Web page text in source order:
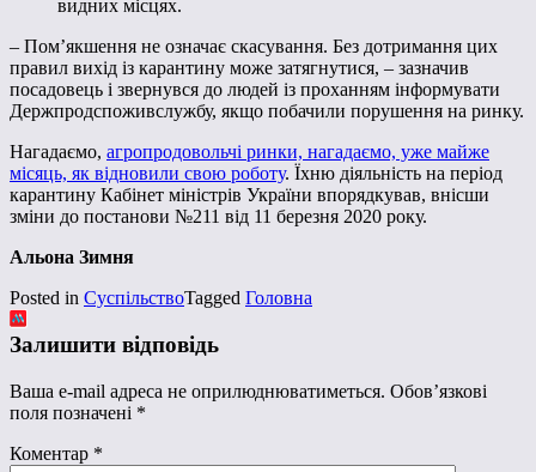
видних місцях.
– Пом’якшення не означає скасування. Без дотримання цих
правил вихід із карантину може затягнутися, – зазначив
посадовець і звернувся до людей із проханням інформувати
Держпродспоживслужбу, якщо побачили порушення на ринку.
Нагадаємо, агропродовольчі ринки, нагадаємо, уже майже
місяць, як відновили свою роботу. Їхню діяльність на період
карантину Кабінет міністрів України впорядкував, внісши
зміни до постанови №211 від 11 березня 2020 року.
Альона Зимня
Posted in СуспільствоTagged Головна
Залишити відповідь
Ваша e-mail адреса не оприлюднюватиметься. Обов’язкові
поля позначені *
Коментар *